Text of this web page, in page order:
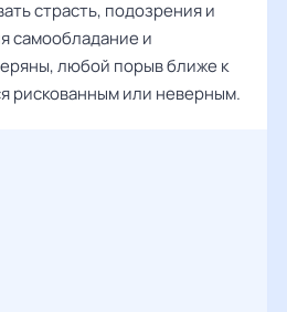
страсть, подозрения и
самообладание и
любой порыв ближе к
рискованным или неверным.